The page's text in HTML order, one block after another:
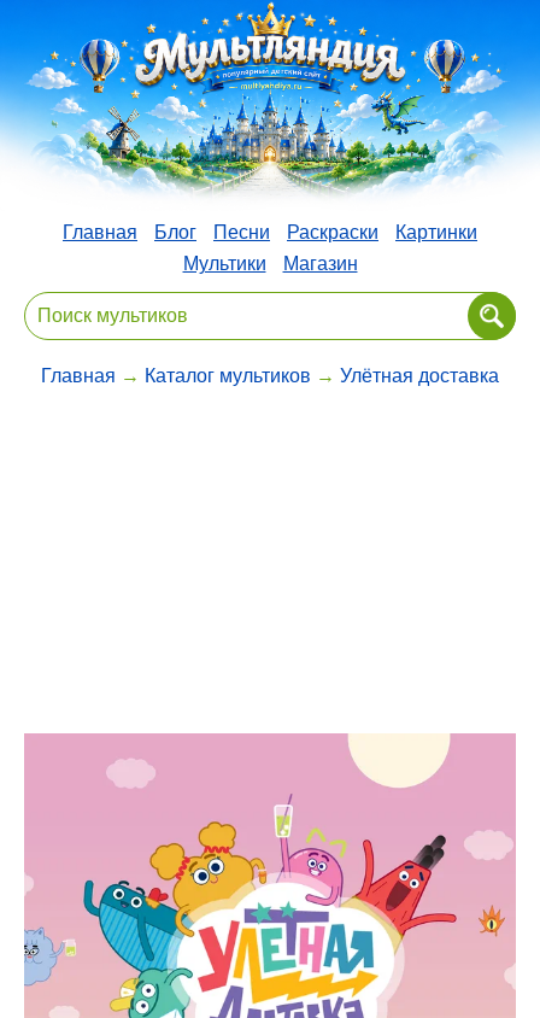
Главная Блог Песни Раскраски
Картинки
Мультики
Магазин
Главная → Каталог мультиков → Улётная доставка